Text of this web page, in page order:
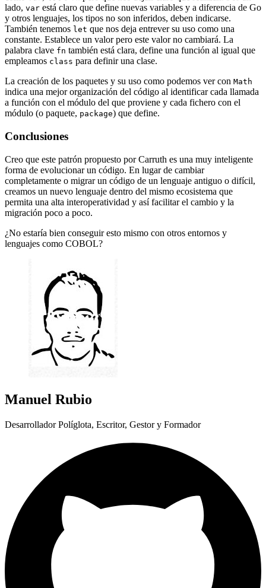
lado, var está claro que define nuevas variables y a diferencia de Go
y otros lenguajes, los tipos no son inferidos, deben indicarse.
También tenemos let que nos deja entrever su uso como una
constante. Establece un valor pero este valor no cambiará. La
palabra clave fn también está clara, define una función al igual que
empleamos class para definir una clase.
La creación de los paquetes y su uso como podemos ver con Math
indica una mejor organización del código al identificar cada llamada
a función con el módulo del que proviene y cada fichero con el
módulo (o paquete, package) que define.
Conclusiones
Creo que este patrón propuesto por Carruth es una muy inteligente
forma de evolucionar un código. En lugar de cambiar
completamente o migrar un código de un lenguaje antiguo o difícil,
creamos un nuevo lenguaje dentro del mismo ecosistema que
permita una alta interoperatividad y así facilitar el cambio y la
migración poco a poco.
¿No estaría bien conseguir esto mismo con otros entornos y
lenguajes como COBOL?
Manuel Rubio
Desarrollador Políglota, Escritor, Gestor y Formador